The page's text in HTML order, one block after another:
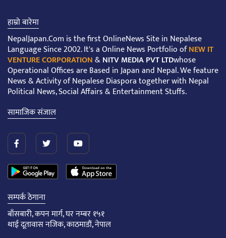
हाम्रो बारेमा
NepalJapan.Com is the first OnlineNews Site in Nepalese
Language Since 2002. It's a Online News Portfolio ofNEW IT
VENTURE CORPORATION&NITV MEDIA PVT LTDwhose
Operational Offices are Based in Japan and Nepal. We feature
News & Activity of Nepalese Diaspora together with Nepal
Political News, Social Affairs & Entertainment Stuffs.
सामाजिक संजाल
सम्पर्क ठेगाना
बाँसबारी, कपन मार्ग, घर नम्बर १५१
थाई दूतावास नजिक, काठमाडौं, नेपाल